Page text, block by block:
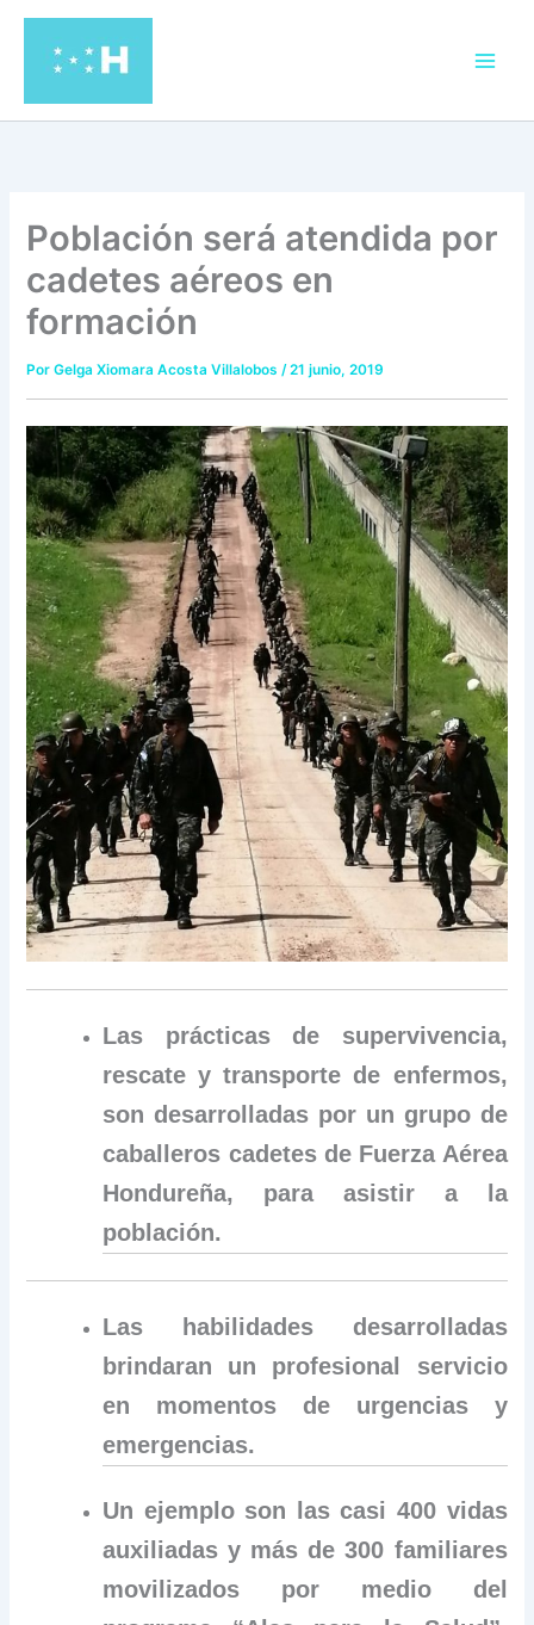
contenido
Población será atendida por
cadetes aéreos en
formación
PorGelga Xiomara Acosta Villalobos/21 junio, 2019
Las prácticas de supervivencia,
rescate y transporte de enfermos,
son desarrolladas por un grupo de
caballeros cadetes de Fuerza Aérea
Hondureña, para asistir a la
población.
Las habilidades desarrolladas
brindaran un profesional servicio
en momentos de urgencias y
emergencias.
Un ejemplo son las casi 400 vidas
auxiliadas y más de 300 familiares
movilizados por medio del